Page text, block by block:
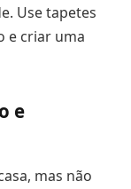
Use tapetes
e criar uma
e
mas não